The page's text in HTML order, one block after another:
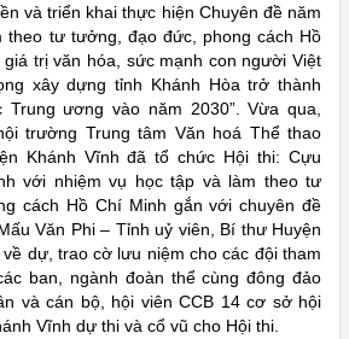
và triển khai thực hiện Chuyên đề năm
theo tư tưởng, đạo đức, phong cách Hồ
trị văn hóa, sức mạnh con người Việt
xây dựng tỉnh Khánh Hòa trở thành
ương vào năm 2030”. Vừa qua,
trường Trung tâm Văn hoá Thể thao
Khánh Vĩnh đã tổ chức Hội thi: Cựu
với nhiệm vụ học tập và làm theo tư
cách Hồ Chí Minh gắn với chuyên đề
Văn Phi – Tỉnh uỷ viên, Bí thư Huyện
dự, trao cờ lưu niệm cho các đội tham
ban, ngành đoàn thể cùng đông đảo
và cán bộ, hội viên CCB 14 cơ sở hội
Vĩnh dự thi và cổ vũ cho Hội thi.